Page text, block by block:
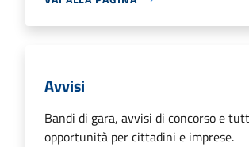
Avvisi
Bandi di gara, avvisi di concorso e
opportunità per cittadini e imprese.